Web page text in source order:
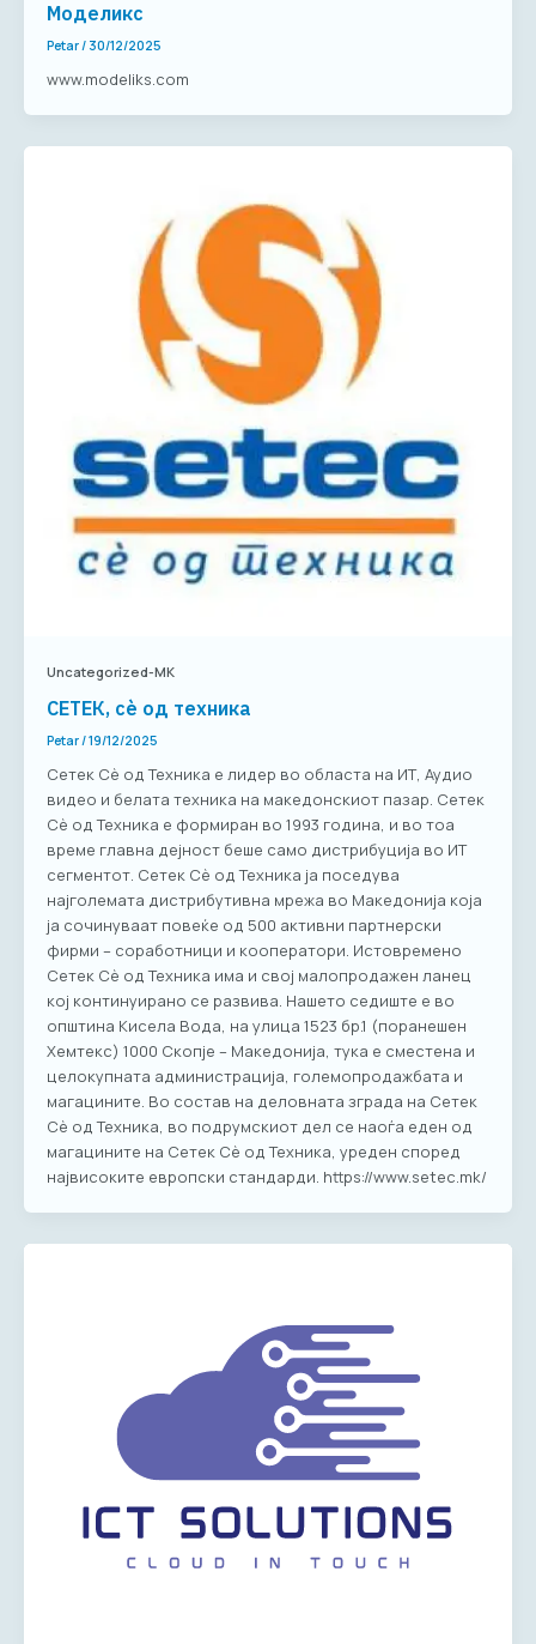
Моделикс
Petar/ 30/12/2025
www.modeliks.com
Uncategorized-MK
СЕТЕК, сè од техника
Petar /19/12/2025
Сетек Сè од Техника е лидер во областа на ИТ, Аудио
видео и белата техника на македонскиот пазар. Сетек
Сè од Техника е формиран во 1993 година, и во тоа
време главна дејност беше само дистрибуција во ИТ
сегментот. Сетек Сè од Техника ја поседува
најголемата дистрибутивна мрежа во Македонија која
ја сочинуваат повеќе од 500 активни партнерски
фирми – соработници и кооператори. Истовремено
Сетек Сè од Техника има и свој малопродажен ланец
кој континуирано се развива. Нашето седиште е во
општина Кисела Вода, на улица 1523 бр.1 (поранешен
Хемтекс) 1000 Скопје – Македонија, тука е сместена и
целокупната администрација, големопродажбата и
магацините. Во состав на деловната зграда на Сетек
Сè од Техника, во подрумскиот дел се наоѓа еден од
магацините на Сетек Сè од Техника, уреден според
највисоките европски стандарди. https://www.setec.mk/